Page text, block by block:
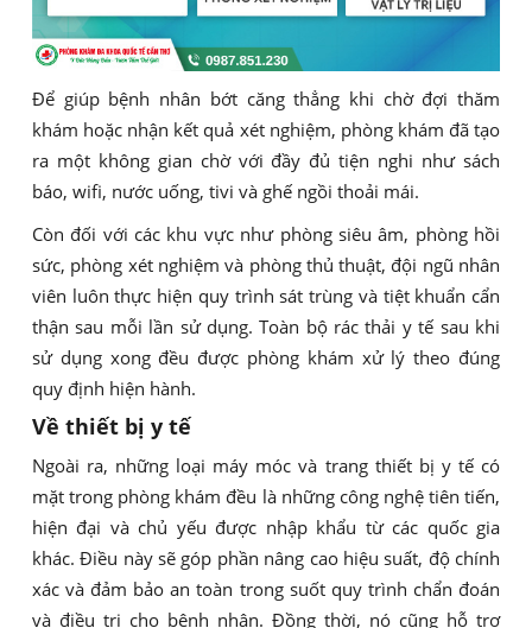
Để giúp bệnh nhân bớt căng thẳng khi chờ đợi thăm
khám hoặc nhận kết quả xét nghiệm, phòng khám đã tạo
ra một không gian chờ với đầy đủ tiện nghi như sách
báo, wifi, nước uống, tivi và ghế ngồi thoải mái.
Còn đối với các khu vực như phòng siêu âm, phòng hồi
sức, phòng xét nghiệm và phòng thủ thuật, đội ngũ nhân
viên luôn thực hiện quy trình sát trùng và tiệt khuẩn cẩn
thận sau mỗi lần sử dụng. Toàn bộ rác thải y tế sau khi
sử dụng xong đều được phòng khám xử lý theo đúng
quy định hiện hành.
Về thiết bị y tế
Ngoài ra, những loại máy móc và trang thiết bị y tế có
mặt trong phòng khám đều là những công nghệ tiên tiến,
hiện đại và chủ yếu được nhập khẩu từ các quốc gia
khác. Điều này sẽ góp phần nâng cao hiệu suất, độ chính
xác và đảm bảo an toàn trong suốt quy trình chẩn đoán
và điều trị cho bệnh nhân. Đồng thời, nó cũng hỗ trợ